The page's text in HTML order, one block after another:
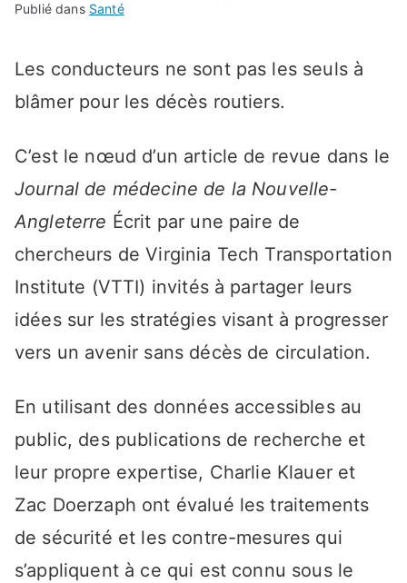
Publié dans Santé
Les conducteurs ne sont pas les seuls à
blâmer pour les décès routiers.
C’est le nœud d’un article de revue dans le
Journal de médecine de la Nouvelle-
Angleterre Écrit par une paire de
chercheurs de Virginia Tech Transportation
Institute (VTTI) invités à partager leurs
idées sur les stratégies visant à progresser
vers un avenir sans décès de circulation.
En utilisant des données accessibles au
public, des publications de recherche et
leur propre expertise, Charlie Klauer et
Zac Doerzaph ont évalué les traitements
de sécurité et les contre-mesures qui
s’appliquent à ce qui est connu sous le